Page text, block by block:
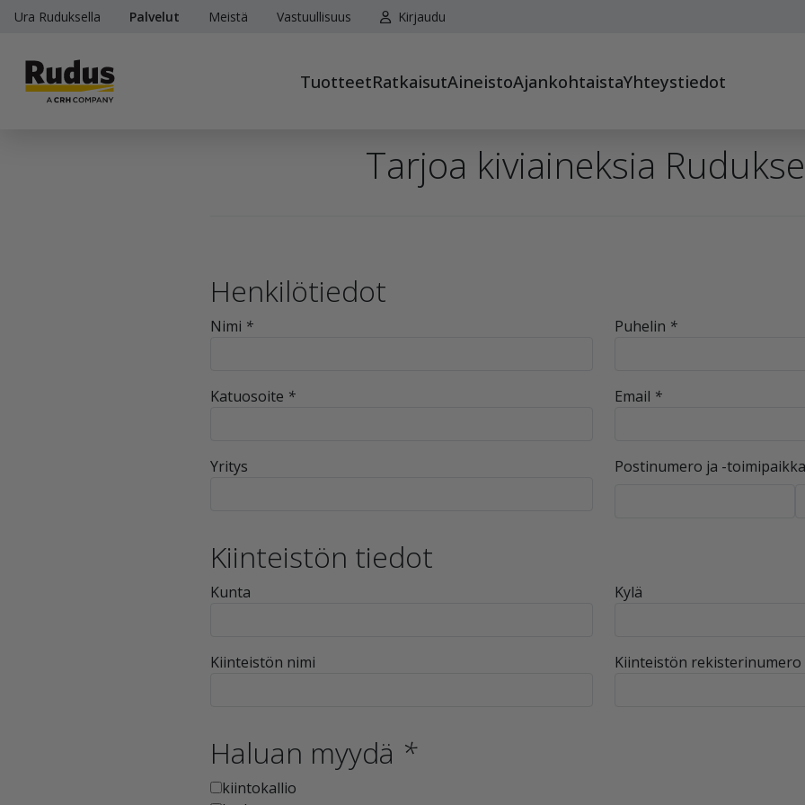
Ura Ruduksella Palvelut Meistä Vastuullisuus Kirjaudu
TuotteetRatkaisutAineistoAjankohtaistaYhteystiedot
Tarjoa kiviaineksia
Henkilötiedot
Nimi *
Katuosoite *
Yritys
Puhelin *
Email *
Postinumero ja -
Kiinteistön tiedot
Kunta
Kiinteistön nimi
Kylä
Kiinteistön rekisterinumero
Haluan myydä *
kiintokallio